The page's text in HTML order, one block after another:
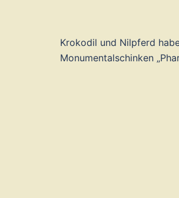
Krokodil und Nilpferd
Monumentalschinken